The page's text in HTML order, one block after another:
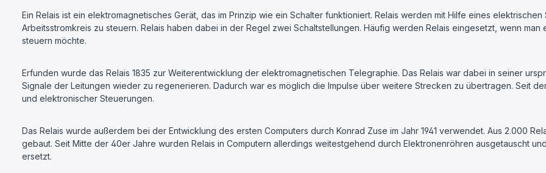
Ein Relais ist ein elektromagnetisches Gerät, das im Prinzip wie ein Schalter funktioniert. Relais werden mit Hilfe eines
Arbeitsstromkreis zu steuern. Relais haben dabei in der Regel zwei Schaltstellungen. Häufig werden Relais eingesetzt, wenn
steuern möchte.
Erfunden wurde das Relais 1835 zur Weiterentwicklung der elektromagnetischen Telegraphie. Das Relais war dabei in seiner
Signale der Leitungen wieder zu regenerieren. Dadurch war es möglich die Impulse über weitere Strecken zu übertragen. Seit
und elektronischer Steuerungen.
Das Relais wurde außerdem bei der Entwicklung des ersten Computers durch Konrad Zuse im Jahr 1941 verwendet. Aus 2.000
gebaut. Seit Mitte der 40er Jahre wurden Relais in Computern allerdings weitestgehend durch Elektronenröhren ausgetauscht
ersetzt.